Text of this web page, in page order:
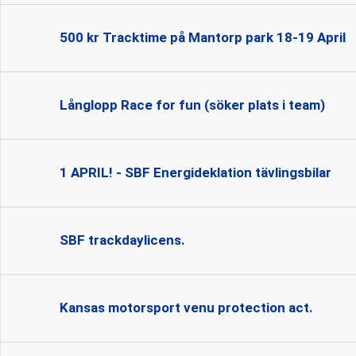
500 kr Tracktime på Mantorp park 18-19 April
Långlopp Race for fun (söker plats i team)
1 APRIL! - SBF Energideklation tävlingsbilar
SBF trackdaylicens.
Kansas motorsport venu protection act.